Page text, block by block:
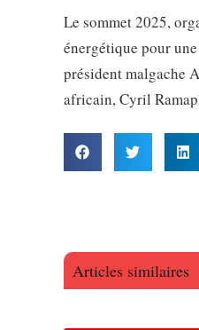
Le sommet 2025,
énergétique pour
président malgache
africain, Cyril
Articles similaires